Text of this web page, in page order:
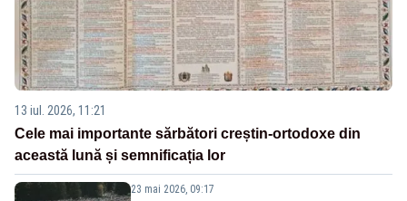
13 iul. 2026, 11:21
Cele mai importante sărbători creștin-ortodoxe din
această lună și semnificația lor
23 mai 2026, 09:17